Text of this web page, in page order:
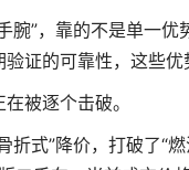
”，靠的不是单一
证的可靠性，这些优
被逐个击破。
式”降价，打破了“